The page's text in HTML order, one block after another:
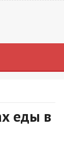
еды в